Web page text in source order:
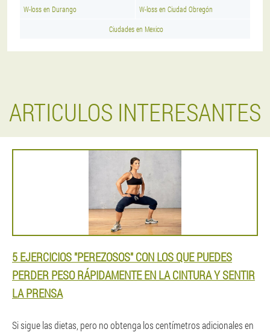
W-loss en Durango W-loss en Ciudad Obregón
Ciudades en Mexico
ARTICULOS INTERESANTES
5 EJERCICIOS "PEREZOSOS" CON LOS QUE PUEDES
PERDER PESO RÁPIDAMENTE EN LA CINTURA Y SENTIR
LA PRENSA
Si sigue las dietas, pero no obtenga los centímetros adicionales en